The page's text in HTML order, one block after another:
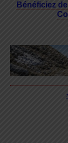
Bénéficiez